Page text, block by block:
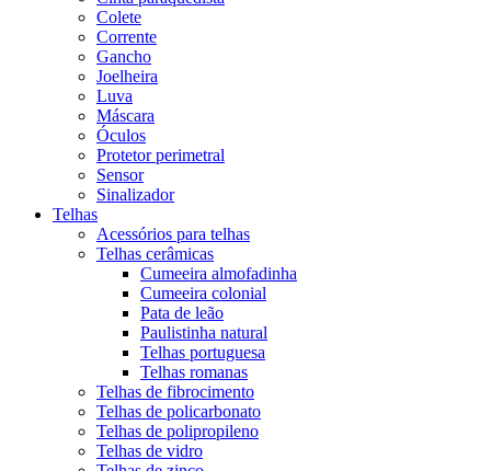
Colete
Corrente
Gancho
Joelheira
Luva
Máscara
Óculos
Protetor perimetral
Sensor
Sinalizador
Telhas
Acessórios para telhas
Telhas cerâmicas
Cumeeira almofadinha
Cumeeira colonial
Pata de leão
Paulistinha natural
Telhas portuguesa
Telhas romanas
Telhas de fibrocimento
Telhas de policarbonato
Telhas de polipropileno
Telhas de vidro